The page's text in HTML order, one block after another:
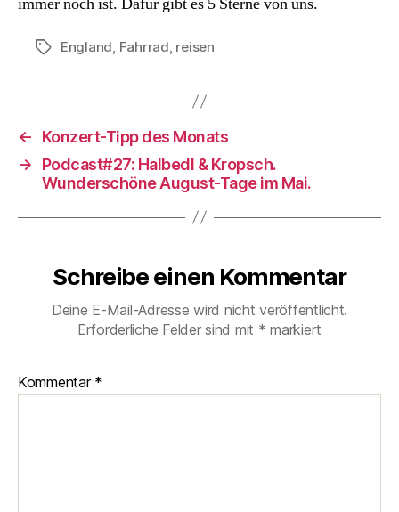
Schlagwörter
England Fahrrad reisen
←
Konzert-Tipp des Monats
→
Podcast#27: Halbedl & Kropsch.
Wunderschöne August-Tage im Mai.
Schreibe einen Kommentar
Deine E-Mail-Adresse wird nicht veröffentlicht.
Erforderliche Felder sind mit * markiert
Kommentar *